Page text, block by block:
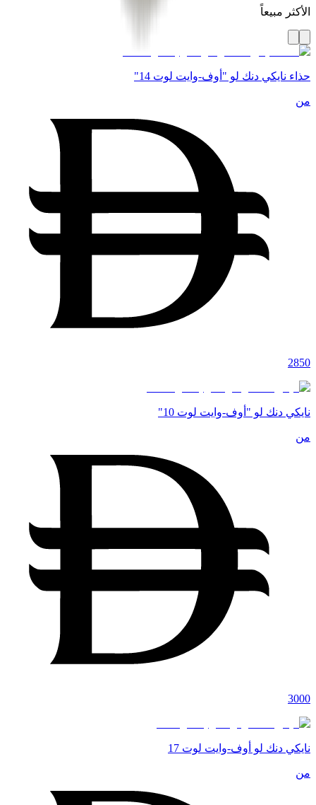
الأكثر مبيعاً
حذاء نايكي دنك لو "أوف-وايت لوت 14"
من
2850
نايكي دنك لو "أوف-وايت لوت 10"
من
3000
نايكي دنك لو أوف-وايت لوت 17
من